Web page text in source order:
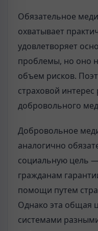
Обязательное
охватывает
удовлетворяет
проблемы, но оно
объем рисков.
страховой интерес
добровольного
Добровольное
аналогично
социальную цель
гражданам
помощи путем
Однако эта общая
системами